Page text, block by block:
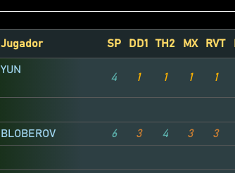
Jugador SP DD1 TH2 MX RVT
YUN
4 1 1 1 1
BLOBEROV 6 3 4 3 3